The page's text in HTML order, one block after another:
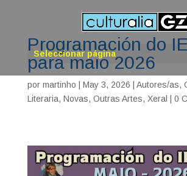
Seleccionar página
Programación do
para maio 2026
por martinho May 3, 2026 Autores/as,
Literaria, Novas, Outras Artes, Xeral 0